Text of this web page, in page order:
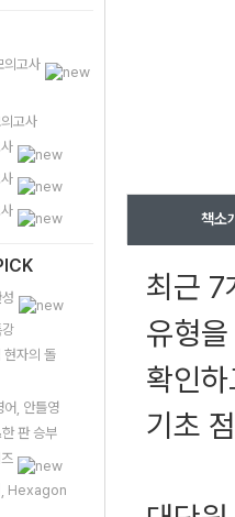
고사
고사
현자의 돌
어, 안틀영
판 승부
, Hexagon
책소
최근 7
유형
확인
기초